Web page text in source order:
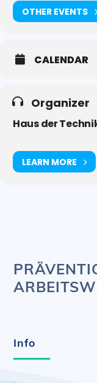
OTHER EVENTS
CALENDAR
Organizer
Haus der
LEARN MORE
Info